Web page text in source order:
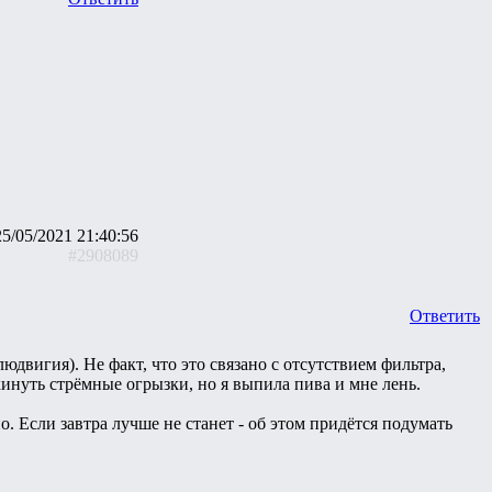
05/2021 21:40:56
#2908089
Ответить
Не факт, что это связано с отсутствием фильтра,
стрёмные огрызки, но я выпила пива и мне лень.
Если завтра лучше не станет - об этом придётся подумать